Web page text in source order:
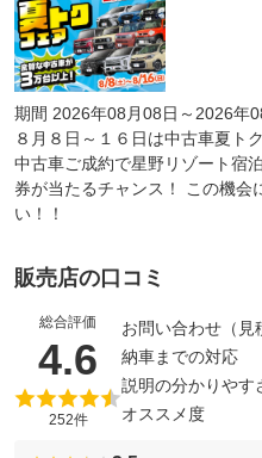
期間 2026年08月08日～2026年
８月８日～１６日は中古車夏ト
中古車ご成約で星野リゾート宿
券が当たるチャンス！ この機会
い！！
販売店の口コミ
総合評価
4.6 （5点満
252件
お問い合わせ（見
納車までの対応
説明の分かりやす
オススメ度